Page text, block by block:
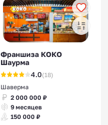
Франшиза КОКО
Шаурма
4.0(18)
Шаверма
2 000 000 ₽
9 месяцев
150 000 ₽